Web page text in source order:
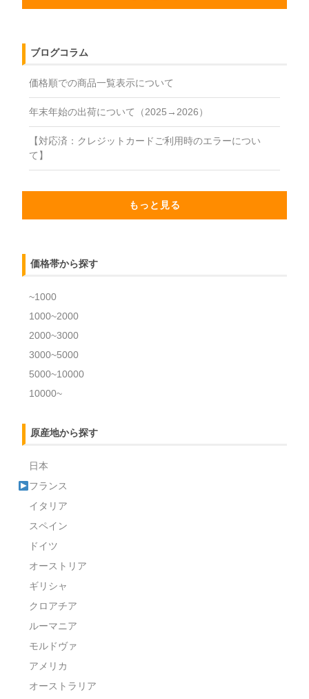
ブログコラム
価格順での商品一覧表示について
年末年始の出荷について（2025→2026）
【対応済：クレジットカードご利用時のエラーについ
て】
もっと見る
価格帯から探す
~1000
1000~2000
2000~3000
3000~5000
5000~10000
10000~
原産地から探す
日本
フランス
イタリア
スペイン
ドイツ
オーストリア
ギリシャ
クロアチア
ルーマニア
モルドヴァ
アメリカ
オーストラリア